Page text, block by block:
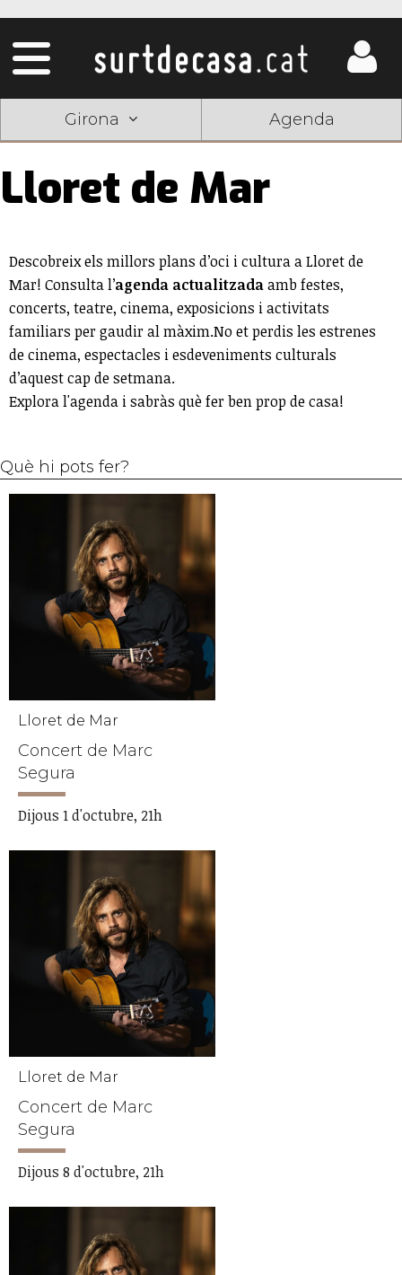
Girona Agenda
Lloret de Mar
Descobreix els millors plans d’oci i cultura a Lloret de
Mar! Consulta l’agenda actualitzadaamb festes,
concerts, teatre, cinema, exposicions i activitats
familiars per gaudir al màxim.No et perdis les estrenes
de cinema, espectacles i esdeveniments culturals
d’aquest cap de setmana.
Explora l'agenda i sabràs què fer ben prop de casa!
Què hi pots fer?
Lloret de Mar
Concert de Marc
Segura
Dijous 1 d'octubre, 21h
Lloret de Mar
Concert de Marc
Segura
Dijous 8 d'octubre, 21h